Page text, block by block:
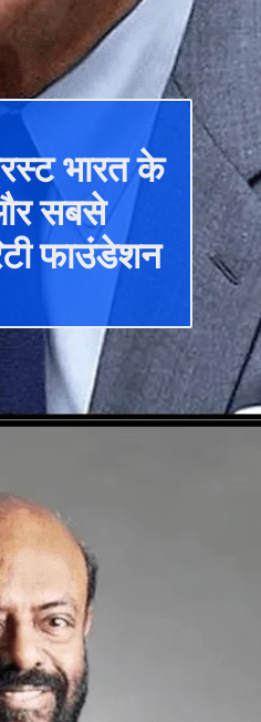
भारत के
सबसे
फाउंडेशन